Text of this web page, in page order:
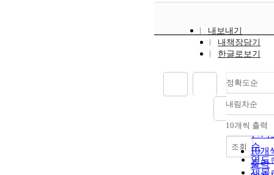
내보내기
내책장담기
한글로보기
정확도순
정확
순
인기
순
연도
제목
내림차순
내림
10개씩 출력
10개
출력
조회